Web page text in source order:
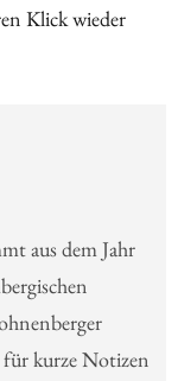
Klick wieder
aus dem Jahr
kurze Notizen